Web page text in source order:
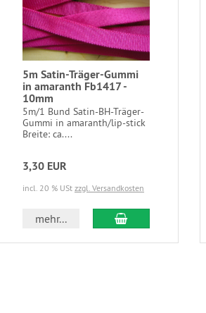
5m Satin-Träger-Gummi
in amaranth Fb1417 -
10mm
5m/1 Bund Satin-BH-Träger-
Gummi in amaranth/lip-stick
Breite: ca....
3,30 EUR
incl. 20 % USt zzgl. Versandkosten
mehr... In den Warenkorb